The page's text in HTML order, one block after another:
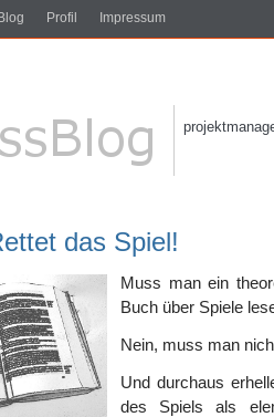
Profil Impressum
das Spiel!
Muss man ein
Buch über Spiele
Nein, muss man
Und durchaus
des Spiels als